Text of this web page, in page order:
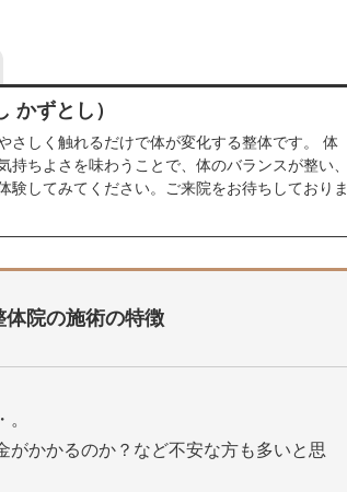
かずとし）
さしく触れるだけで体が変化する整体です。 体
持ちよさを味わうことで、体のバランスが整い、
験してみてください。ご来院をお待ちしておりま
体院の施術の特徴
がかかるのか？など不安な方も多いと思